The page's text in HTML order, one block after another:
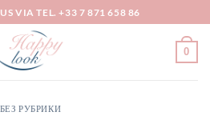
VIA TEL. +33 7 871 658 86
0
БЕЗ РУБРИКИ